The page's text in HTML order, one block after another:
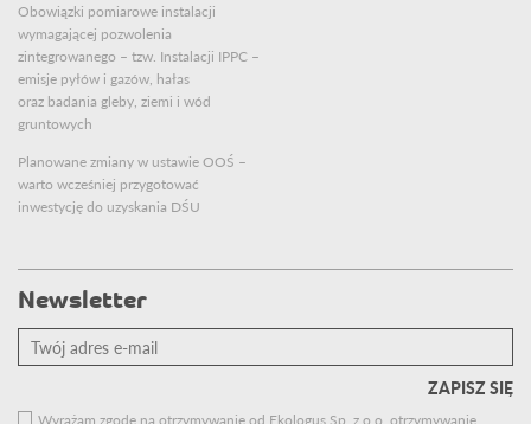
Obowiązki pomiarowe instalacji
wymagającej pozwolenia
zintegrowanego – tzw. Instalacji IPPC –
emisje pyłów i gazów, hałas
oraz badania gleby, ziemi i wód
gruntowych
Planowane zmiany w ustawie OOŚ –
warto wcześniej przygotować
inwestycję do uzyskania DŚU
Newsletter
Twój
adres